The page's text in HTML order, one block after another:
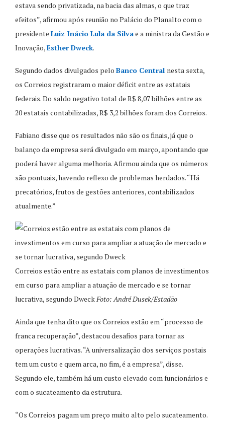
estava sendo privatizada, na bacia das almas, o que traz
efeitos”, afirmou após reunião no Palácio do Planalto com o
presidente Luiz Inácio Lula da Silvae a ministra da Gestão e
Inovação,Esther Dweck.
Segundo dados divulgados pelo Banco Central nesta sexta,
os Correios registraram o maior déficit entre as estatais
federais. Do saldo negativo total de R$ 8,07 bilhões entre as
20 estatais contabilizadas, R$ 3,2 bilhões foram dos Correios.
Fabiano disse que os resultados não são os finais, já que o
balanço da empresa será divulgado em março, apontando que
poderá haver alguma melhoria. Afirmou ainda que os números
são pontuais, havendo reflexo de problemas herdados. “Há
precatórios, frutos de gestões anteriores, contabilizados
atualmente.”
Correios estão entre as estatais com planos de investimentos
em curso para ampliar a atuação de mercado e se tornar
lucrativa, segundo DweckFoto: André Dusek/Estadão
Ainda que tenha dito que os Correios estão em “processo de
franca recuperação”, destacou desafios para tornar as
operações lucrativas. “A universalização dos serviços postais
tem um custo e quem arca, no fim, é a empresa”, disse.
Segundo ele, também há um custo elevado com funcionários e
com o sucateamento da estrutura.
“Os Correios pagam um preço muito alto pelo sucateamento.